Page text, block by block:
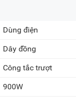
Dùng điện
Dây đồng
Công tắc trượt
900W